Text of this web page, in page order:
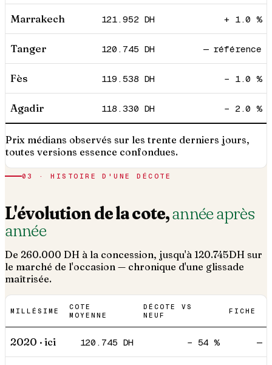
Marrakech 121.952 DH + 1.0 %
Tanger 120.745 DH — référence
Fès 119.538 DH − 1.0 %
Agadir 118.330 DH − 2.0 %
Prix médians observés sur les trente derniers jours,
toutes versions essence confondues.
03 · HISTOIRE D'UNE DÉCOTE
L'évolution de la cote,année après
année
De 260.000 DH à la concession, jusqu'à 120.745DH sur
le marché de l'occasion — chronique d'une glissade
maîtrisée.
MILLÉSIME
COTE
MOYENNE
DÉCOTE VS
NEUF
FICHE
2020 · ici 120.745 DH − 54 % —